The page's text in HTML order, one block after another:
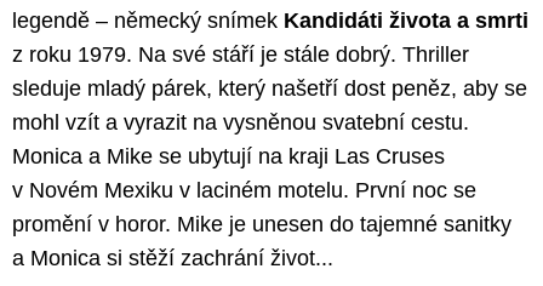
legendě ­– německý snímek Kandidáti života a smrti
z roku 1979. Na své stáří je stále dobrý. Thriller
sleduje mladý párek, který našetří dost peněz, aby se
mohl vzít a vyrazit na vysněnou svatební cestu.
Monica a Mike se ubytují na kraji Las Cruses
v Novém Mexiku v laciném motelu. První noc se
promění v horor. Mike je unesen do tajemné sanitky
a Monica si stěží zachrání život...